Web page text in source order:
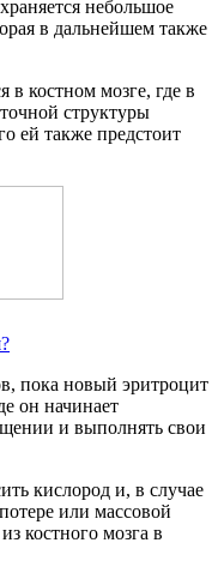
небольшое
в дальнейшем также
в костном мозге, где в
структуры
ей также предстоит
пока новый эритроцит
он начинает
и выполнять свои
кислород и, в случае
или массовой
костного мозга в